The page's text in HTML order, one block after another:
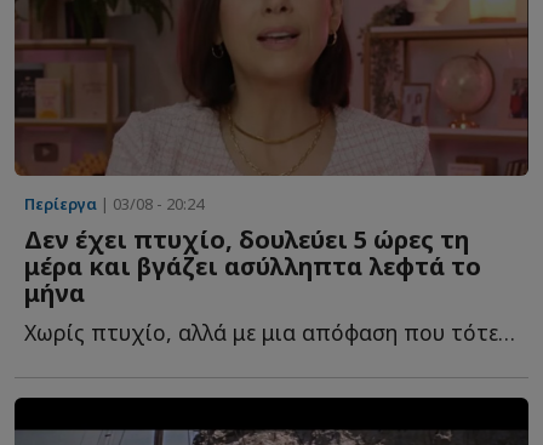
Περίεργα | 03/08 - 20:24
Δεν έχει πτυχίο, δουλεύει 5 ώρες τη
μέρα και βγάζει ασύλληπτα λεφτά το
μήνα
Χωρίς πτυχίο, αλλά με μια απόφαση που τότε πολλοί χαρακτήρισαν π...